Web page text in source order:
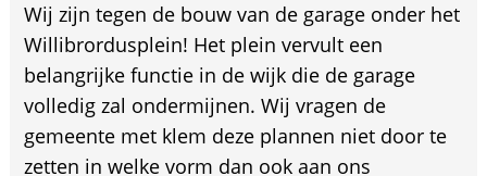
Wij zijn tegen de bouw van de garage onder het
Willibrordusplein! Het plein vervult een
belangrijke functie in de wijk die de garage
volledig zal ondermijnen. Wij vragen de
gemeente met klem deze plannen niet door te
zetten in welke vorm dan ook aan ons